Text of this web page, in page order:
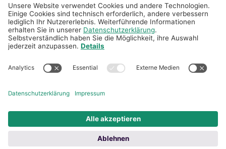
KiTa St. Peter & Paul Wegberg
Rathausplatz 29
02434 4862
peter-und-paul@familienzentrum-
sanktmartinwegberg.de